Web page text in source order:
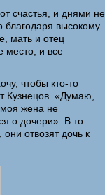
счастья, и днями не
благодаря высокому
мать и отец
место, и все
чтобы кто-то
Кузнецов. «Думаю,
моя жена не
о дочери». В то
отвозят дочь к